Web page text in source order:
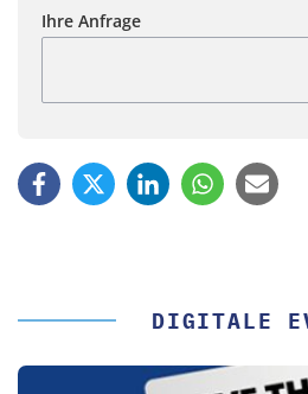
Ihre Anfrage
DIGITALE